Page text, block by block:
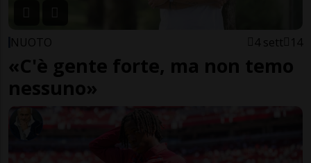
NUOTO 4 sett 14
«C'è gente forte, ma non temo
nessuno»